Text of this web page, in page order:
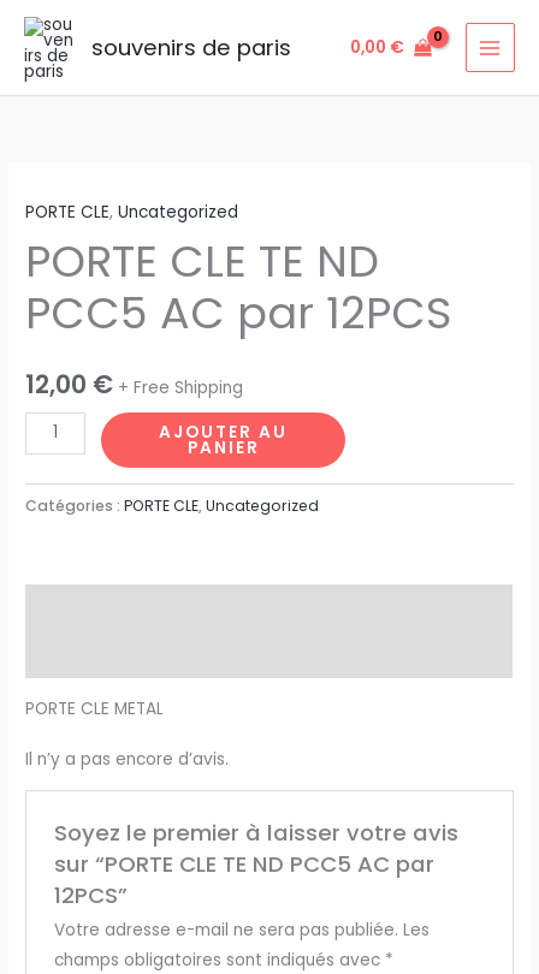
Aller
contenu
souvenirs de paris 0,00 €
PORTE CLE,Uncategorized
PORTE CLE TE ND
PCC5 AC par 12PCS
12,00 € + Free Shipping
de
PORTE
CLE
TE
ND
AC
12PCS
AJOUTER AU
PANIER
Catégories :PORTE CLE,Uncategorized
PORTE CLE METAL
Il n’y a pas encore d’avis.
Soyez le premier à laisser votre avis
sur “PORTE CLE TE ND PCC5 AC par
12PCS”
Votre adresse e-mail ne sera pas publiée. Les
champs obligatoires sont indiqués avec *